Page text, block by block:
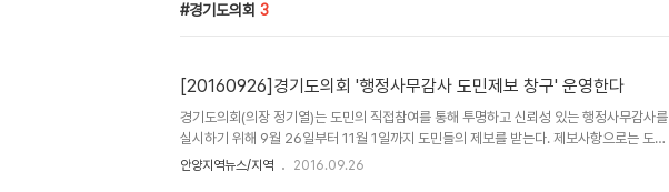
경기도의회 3
[20160926]경기도의회 '행정사무감사 도민제보 창구' 운영한다
경기도의회(의장 정기열)는 도민의 직접참여를 통해 투명하고 신뢰성 있는 행정사무감사를
실시하기 위해 9월 26일부터 11월 1일까지 도민들의 제보를 받는다. 제보사항으로는 도정
및 교육행정 전반에 관한 사항으로 행정의 위법․부당한 사항, 주요시책과 사업에 대한 개선
안양지역뉴스/지역 2016.09.26